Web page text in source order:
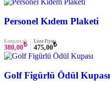
Personel Kıdem Plaketi
Kampanyalı
380,00₺ Liste Fiyatı
475,00₺
Golf Figürlü Ödül Kupası